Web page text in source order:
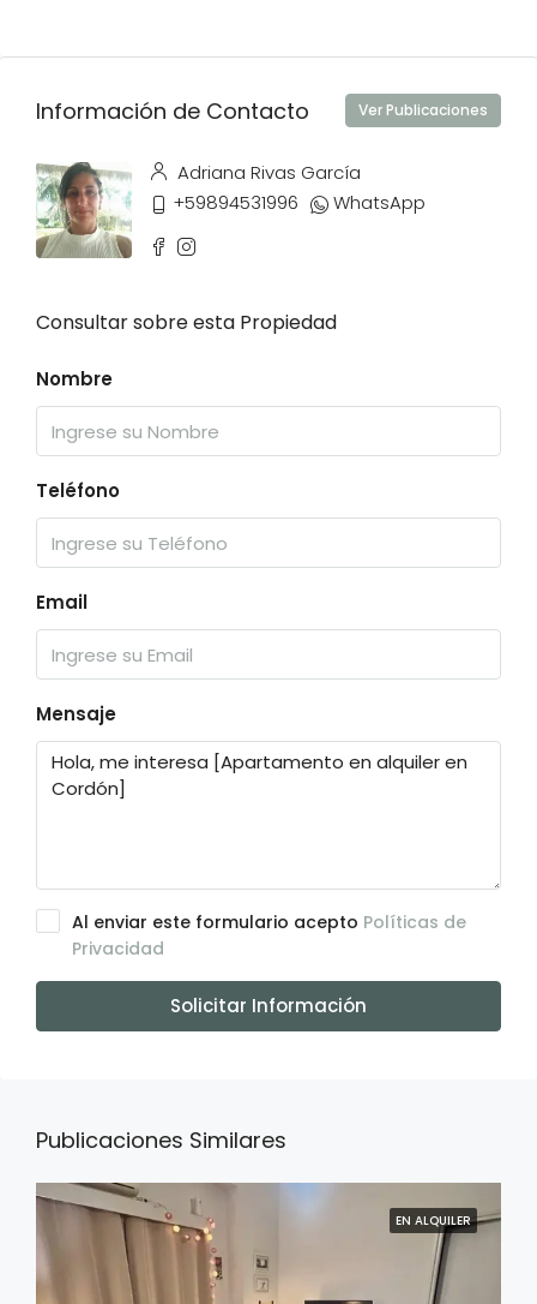
Información de Contacto Ver Publicaciones
Adriana Rivas García
+59894531996
WhatsApp
Consultar sobre esta Propiedad
Nombre
Teléfono
Email
Mensaje
Al enviar este formulario acepto Políticas de
Privacidad
Solicitar Información
Publicaciones Similares
EN ALQUILER